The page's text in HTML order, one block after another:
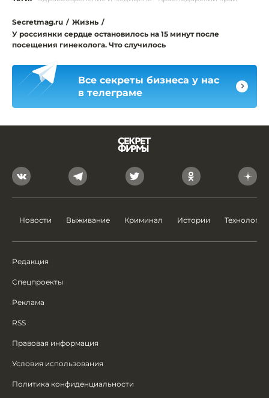
Secretmag.ru / Жизнь /
У россиянки сердце остановилось на 15 минут после
посещения гинеколога. Что случилось
Все секреты бизнеса у нас
в телеграме
Новости Выживание Криминал Истории Технологии
Редакция
Спецпроекты
Реклама
RSS
Правовая информация
Условия использования
Политика конфиденциальности